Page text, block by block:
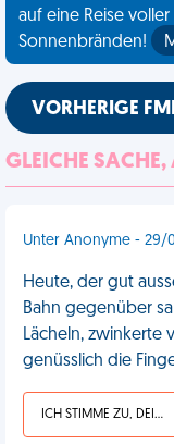
auf eine Reise
Sonnenbränden!
VORHERIGE
GLEICHE
Unter Anonyme - 29/
Heute, der gut
Bahn gegenüber
Lächeln, zwinkerte
genüsslich die
ICH STIMME ZU, DEIN LEBEN IST SCHEISSE